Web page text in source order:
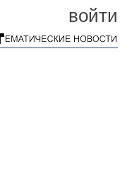
войти